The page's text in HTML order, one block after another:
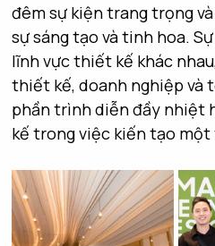
đêm sự kiện trang trọng
sự sáng tạo và tinh hoa.
lĩnh vực thiết kế khác
thiết kế, doanh nghiệp và
phần trình diễn đầy nhiệt
kế trong việc kiến tạo